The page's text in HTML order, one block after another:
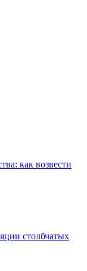
как возвести
столбчатых